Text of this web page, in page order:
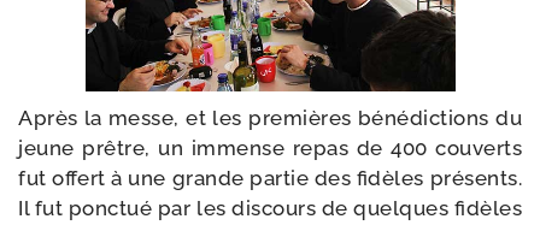
Après la messe, et les pre­mières béné­dic­tions du
jeune prêtre, un immense repas de 400 cou­verts
fut offert à une grande par­tie des fidèles pré­sents.
Il fut ponc­tué par les dis­cours de quelques fidèles